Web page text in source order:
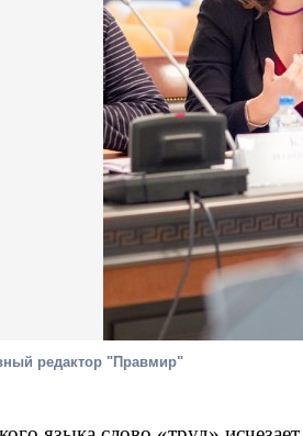
редактор "Правмир"